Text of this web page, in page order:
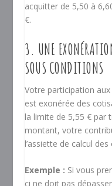
acquitter de 5,50 à
€.
3. UNE
SOUS CONDITIONS
Votre participation
est exonérée des
la limite de 5,55 € par
montant, votre
l’assiette de calcul
Exemple : Si vous
ci ne doit pas